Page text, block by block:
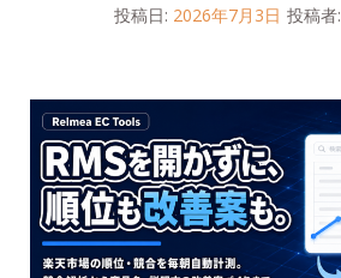
投稿日: 2026年7月3日 投稿者: